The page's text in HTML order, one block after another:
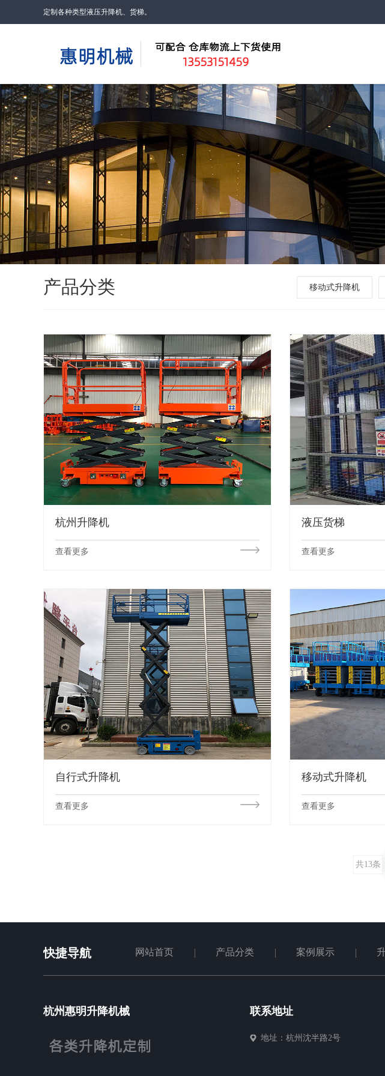
定制各种类型液压升降机、货梯。
产品分类 移动式升降机
杭州升降机
查看更多
液压货梯
查看更多
自行式升降机
查看更多
移动式升降机
查看更多
共13条
快捷导航 网站首页 产品分类 案例展示
杭州惠明升降机械 联系地址
地址：杭州沈半路2号